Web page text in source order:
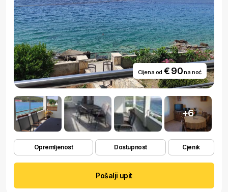
Cijena od € 90na noć
+6
Opremljenost Dostupnost Cjenik
Pošalji upit